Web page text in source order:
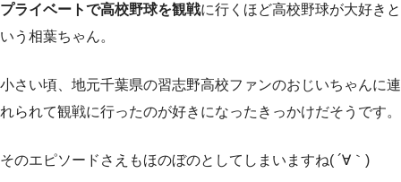
プライベートで高校野球を観戦に行くほど高校野球が大好きと
いう相葉ちゃん。
小さい頃、地元千葉県の習志野高校ファンのおじいちゃんに連
れられて観戦に行ったのが好きになったきっかけだそうです。
そのエピソードさえもほのぼのとしてしまいますね( ´∀｀)